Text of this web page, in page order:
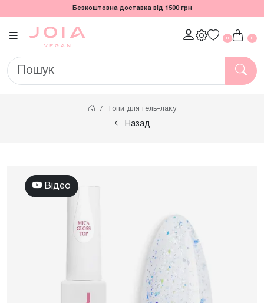
Безкоштовна доставка від 1500 грн
0 0
Топи для гель-лаку
Назад
Відео